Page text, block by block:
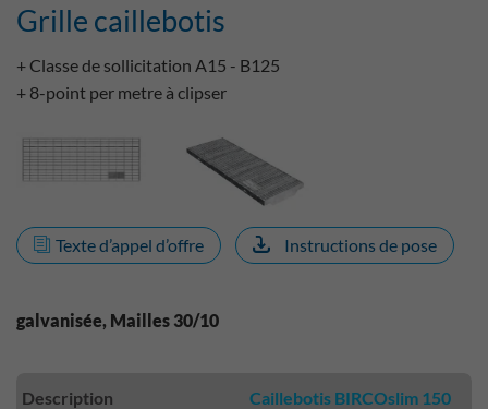
Grille caillebotis
+ Classe de sollicitation A15 - B125
+ 8-point per metre à clipser
Texte d’appel d’offre Instructions de pose
galvanisée, Mailles 30/10
Description Caillebotis BIRCOslim 150